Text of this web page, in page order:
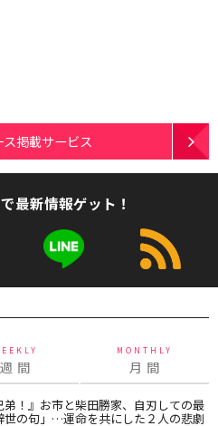
掲載サービス
最新情報ゲット！
週 間
MONTHLY
月 間
弟！』お市と柴田勝家、自刃しての最
世の句」…運命を共にした２人の悲劇